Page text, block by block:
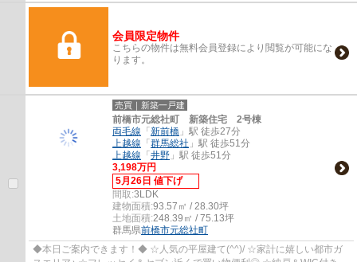
会員限定物件
こちらの物件は無料会員登録により閲覧が可能にな
ります。
売買｜新築一戸建
前橋市元総社町 新築住宅 2号棟
両毛線 「 新前橋 」駅 徒歩27分
上越線 「 群馬総社 」駅 徒歩51分
上越線 「 井野 」駅 徒歩51分
3,198万円
5月26日 値下げ
間取:3LDK
建物面積:93.57㎡ / 28.30坪
土地面積:248.39㎡ / 75.13坪
群馬県前橋市元総社町
◆本日ご案内できます！◆ ☆人気の平屋建て(^^)/ ☆家計に嬉しい都市ガ